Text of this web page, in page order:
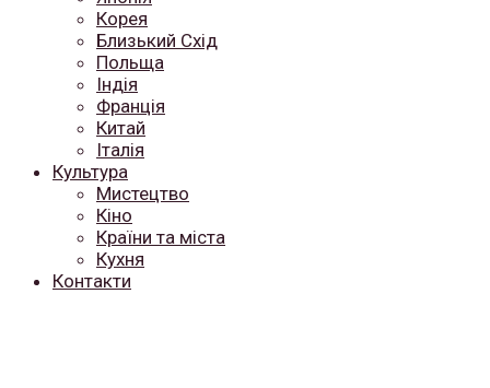
Корея
Близький Схід
Польща
Індія
Франція
Китай
Італія
Культура
Мистецтво
Кіно
Країни та міста
Кухня
Контакти